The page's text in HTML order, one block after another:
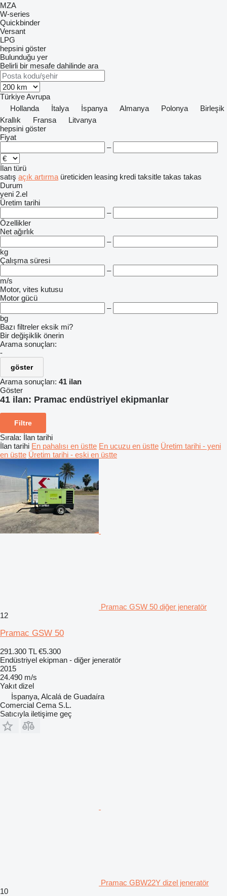
MZA
W-series
Quickbinder
Versant
LPG
hepsini göster
Bulunduğu yer
Belirli bir mesafe dahilinde ara
TürkiyeAvrupa
Hollanda
İtalya İspanya Almanya Polonya
Birleşik
Krallık
Fransa
Litvanya
hepsini göster
Fiyat
–
İlan türü
satış açık artırma üreticiden leasing kredi taksitle takas takas
Durum
yeni 2.el
Üretim tarihi
–
Özellikler
Net ağırlık
–
kg
Çalışma süresi
–
m/s
Motor, vites kutusu
Motor gücü
–
bg
Bazı filtreler eksik mi?
Bir değişiklik önerin
Arama sonuçları:
-
göster
Arama sonuçları: 41 ilan
Göster
41 ilan: Pramac endüstriyel ekipmanlar
Filtre
Sırala: İlan tarihi
İlan tarihi En pahalısı en üstte En ucuzu en üstte Üretim tarihi - yeni
en üstte Üretim tarihi - eski en üstte
Pramac GSW 50 diğer jeneratör
12
Pramac GSW 50
291.300 TL €5.300
Endüstriyel ekipman - diğer jeneratör
2015
24.490 m/s
Yakıt dizel
İspanya, Alcalá de Guadaíra
Comercial Cema S.L.
Satıcıyla iletişime geç
Pramac GBW22Y dizel jeneratör
10